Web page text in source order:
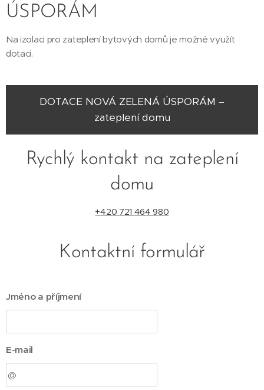
ÚSPORÁM
Na izolaci pro zateplení bytových domů je možné využít
dotaci.
DOTACE NOVÁ ZELENÁ ÚSPORÁM –
zateplení domu
Rychlý kontakt na zateplení
domu
+420 721 464 980
Kontaktní formulář
Jméno a příjmení
E-mail